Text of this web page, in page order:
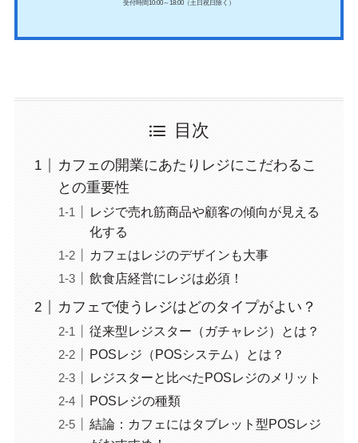
受付時間10:00～18:00（土日祝日除く）
目次
カフェの開業にあたりレジにこだわるこ
との重要性
レジで売れ筋商品や顧客の傾向が見える
化する
カフェはレジのデザインも大事
飲食店経営にレジは必須！
カフェで使うレジはどのタイプがよい？
従来型レジスター（ガチャレジ）とは？
POSレジ（POSシステム）とは？
レジスターと比べたPOSレジのメリット
POSレジの種類
結論：カフェにはタブレット型POSレジ